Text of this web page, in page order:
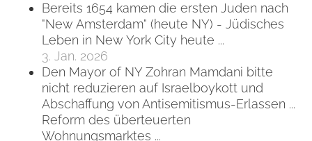
Bereits 1654 kamen die ersten Juden nach
"New Amsterdam" (heute NY) - Jüdisches
Leben in New York City heute ...
3. Jan. 2026
Den Mayor of NY Zohran Mamdani bitte
nicht reduzieren auf Israelboykott und
Abschaffung von Antisemitismus-Erlassen ...
Reform des überteuerten
Wohnungsmarktes ...